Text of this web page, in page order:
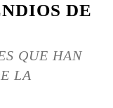
DE
QUE HAN
LA